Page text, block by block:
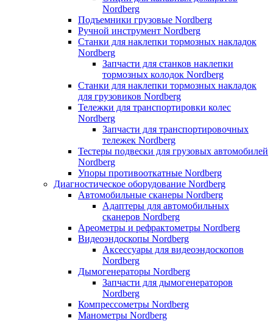
Nordberg
Подъемники грузовые Nordberg
Ручной инструмент Nordberg
Станки для наклепки тормозных накладок
Nordberg
Запчасти для станков наклепки
тормозных колодок Nordberg
Станки для наклепки тормозных накладок
для грузовиков Nordberg
Тележки для транспортировки колес
Nordberg
Запчасти для транспортировочных
тележек Nordberg
Тестеры подвески для грузовых автомобилей
Nordberg
Упоры противооткатные Nordberg
Диагностическое оборудование Nordberg
Автомобильные сканеры Nordberg
Адаптеры для автомобильных
сканеров Nordberg
Ареометры и рефрактометры Nordberg
Видеоэндоскопы Nordberg
Аксессуары для видеоэндоскопов
Nordberg
Дымогенераторы Nordberg
Запчасти для дымогенераторов
Nordberg
Компрессометры Nordberg
Манометры Nordberg